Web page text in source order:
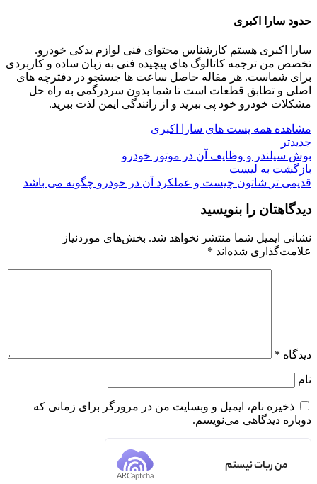
حدود سارا اکبری
سارا اکبری هستم کارشناس محتوای فنی لوازم یدکی خودرو.
تخصص من ترجمه کاتالوگ‌ های پیچیده فنی به زبان ساده و کاربردی
برای شماست. هر مقاله حاصل ساعت‌ ها جستجو در دفترچه‌ های
اصلی و تطابق قطعات است تا شما بدون سردرگمی به راه حل
مشکلات خودرو خود پی ببرید و از رانندگی ایمن لذت ببرید.
مشاهده همه پست های سارا اکبری
جدیدتر
بوش سیلندر و وظایف آن در موتور خودرو
بازگشت به لیست
قدیمی تر شاتون چیست و عملکرد آن در خودرو چگونه می باشد
دیدگاهتان را بنویسید
نشانی ایمیل شما منتشر نخواهد شد. بخش‌های موردنیاز
علامت‌گذاری شده‌اند *
دیدگاه *
نام
ذخیره نام، ایمیل و وبسایت من در مرورگر برای زمانی که
دوباره دیدگاهی می‌نویسم.
من ربات نیستم
ARCaptcha